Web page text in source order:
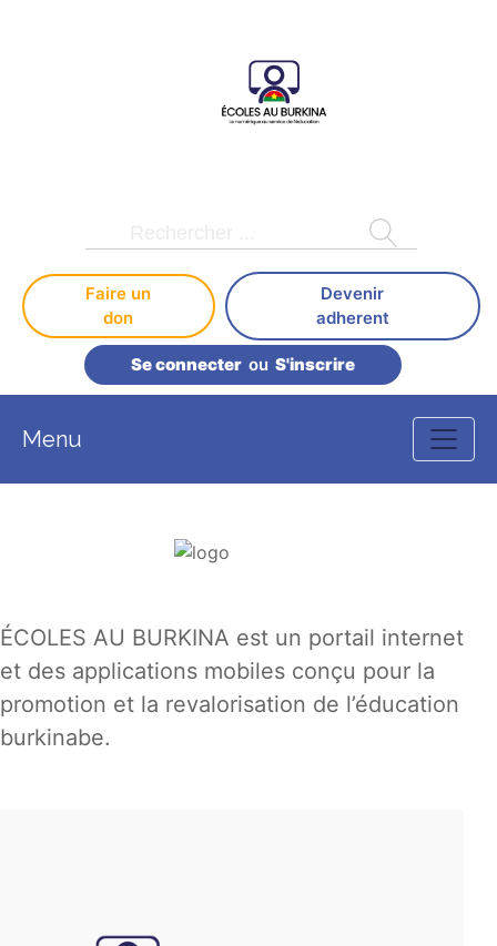
Faire un
don
Devenir
adherent
Se connecter ou S'inscrire
Menu
ÉCOLES AU BURKINA est un portail internet
et des applications mobiles conçu pour la
promotion et la revalorisation de l’éducation
burkinabe.